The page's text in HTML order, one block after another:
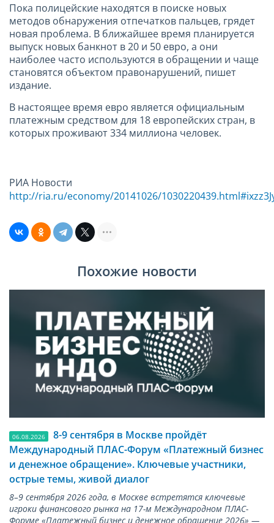
Пока полицейские находятся в поиске новых
методов обнаружения отпечатков пальцев, грядет
новая проблема. В ближайшее время планируется
выпуск новых банкнот в 20 и 50 евро, а они
наиболее часто используются в обращении и чаще
становятся объектом правонарушений, пишет
издание.
В настоящее время евро является официальным
платежным средством для 18 европейских стран, в
которых проживают 334 миллиона человек.
РИА Новости
http://ria.ru/economy/20141026/
Похожие новости
06.08.2026
8-9 сентября в Москве пройдёт
Международный ПЛАС-Форум «Платежный бизнес
и денежное обращение». Ключевые участники,
острые темы, живой диалог
8–9 сентября 2026 года, в Москве встретятся ключевые
игроки финансового рынка на 17-м Международном ПЛАС-
Форуме «Платежный бизнес и денежное обращение 2026» —